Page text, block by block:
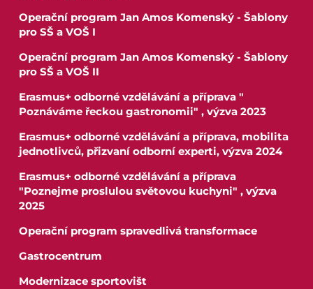
Operační program Jan Amos Komenský - Šablony
pro SŠ a VOŠ I
Operační program Jan Amos Komenský - Šablony
pro SŠ a VOŠ II
Erasmus+ odborné vzdělávání a příprava "
Poznáváme řeckou gastronomii" , výzva 2023
Erasmus+ odborné vzdělávání a příprava, mobilita
jednotlivců, přizvaní odborní experti, výzva 2024
Erasmus+ odborné vzdělávání a příprava
"Poznejme proslulou světovou kuchyni" , výzva
2025
Operační program spravedlivá transformace
Gastrocentrum
Modernizace sportovišt